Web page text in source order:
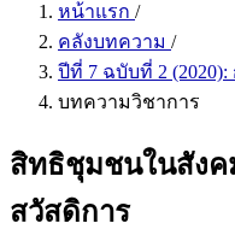
หน้าแรก /
คลังบทความ /
ปีที่ 7 ฉบับที่ 2
บทความวิชาการ
สิทธิชุมชนในสังค
สวัสดิการ